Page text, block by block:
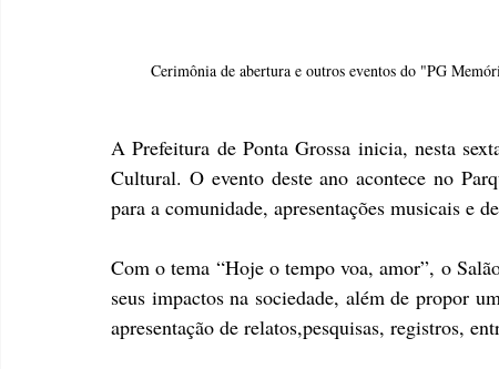
Cerimônia de abertura e outros eventos do "PG
A Prefeitura de Ponta Grossa inicia, nesta
Cultural. O evento deste ano acontece no
para a comunidade, apresentações musicais e
Com o tema “Hoje o tempo voa, amor”, o
seus impactos na sociedade, além de propor
apresentação de relatos,pesquisas, registros,